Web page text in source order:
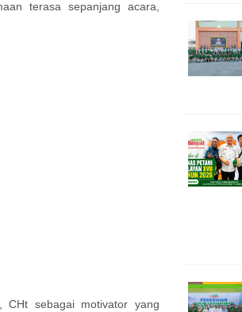
terasa sepanjang acara,
CHt sebagai motivator yang